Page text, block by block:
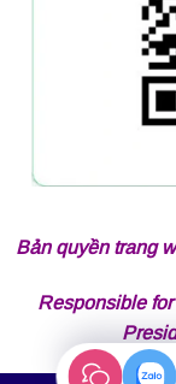
Bản quyền trang
Responsible